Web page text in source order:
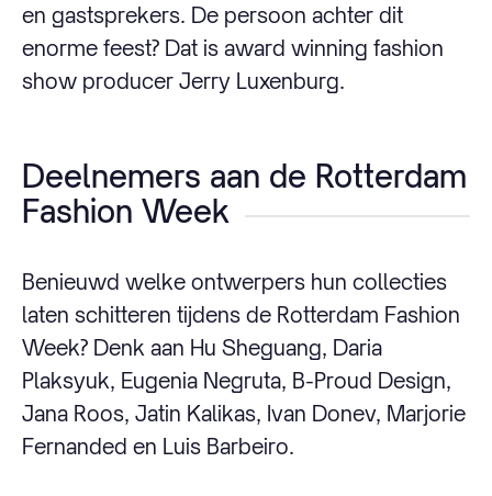
en gastsprekers. De persoon achter dit
enorme feest? Dat is award winning fashion
show producer Jerry Luxenburg.
Deelnemers aan de Rotterdam
Fashion Week
Benieuwd welke ontwerpers hun collecties
laten schitteren tijdens de Rotterdam Fashion
Week? Denk aan Hu Sheguang, Daria
Plaksyuk, Eugenia Negruta, B-Proud Design,
Jana Roos, Jatin Kalikas, Ivan Donev, Marjorie
Fernanded en Luis Barbeiro.